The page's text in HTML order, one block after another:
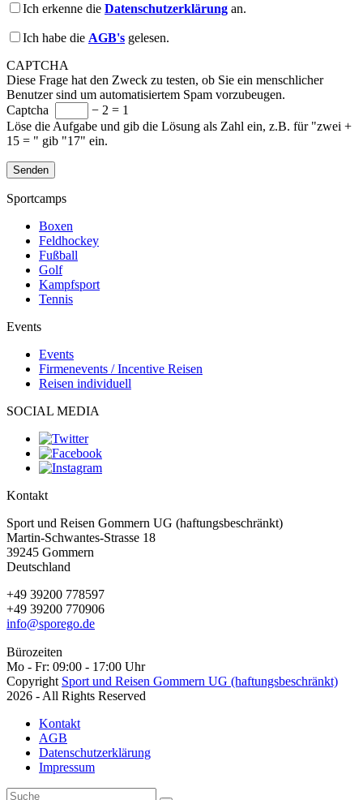
Ich erkenne die Datenschutzerklärung an.
Ich habe die AGB's gelesen.
CAPTCHA
Diese Frage hat den Zweck zu testen, ob Sie ein menschlicher
Benutzer sind um automatisiertem Spam vorzubeugen.
Captcha
− 2 = 1
Löse die Aufgabe und gib die Lösung als Zahl ein, z.B. für "zwei +
15 = " gib "17" ein.
Sportcamps
Boxen
Feldhockey
Fußball
Golf
Kampfsport
Tennis
Events
Events
Firmenevents / Incentive Reisen
Reisen individuell
SOCIAL MEDIA
Kontakt
Sport und Reisen Gommern UG (haftungsbeschränkt)
Martin-Schwantes-Strasse 18
39245 Gommern
Deutschland
+49 39200 778597
+49 39200 770906
info@sporego.de
Bürozeiten
Mo - Fr: 09:00 - 17:00 Uhr
Copyright Sport und Reisen Gommern UG (haftungsbeschränkt)
2026 - All Rights Reserved
Kontakt
AGB
Datenschutzerklärung
Impressum